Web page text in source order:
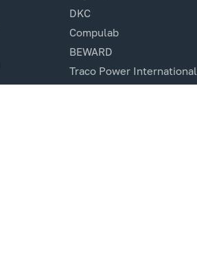
DKC
Compulab
BEWARD
Traco Power International